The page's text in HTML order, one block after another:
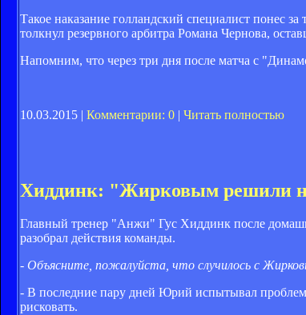
Такое наказание голландский специалист понес
толкнул резервного арбитра Романа Чернова,
Напомним, что через три дня после матча с
10.03.2015 | Комментарии: 0 | Читать полностью
Хиддинк: "Жирковым решили
Главный тренер "Анжи" Гус Хиддинк после
разобрал действия команды.
- Объясните, пожалуйста, что случилось с
- В последние пару дней Юрий испытывал
рисковать.